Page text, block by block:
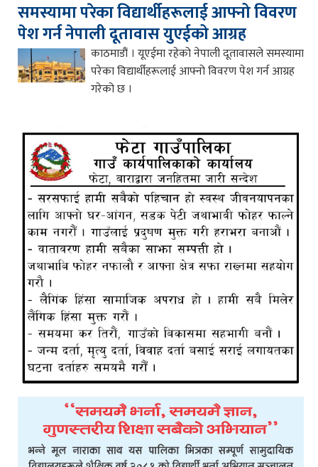
समस्यामा परेका विद्यार्थीहरूलाई आफ्नो विवरण
पेश गर्न नेपाली दूतावास युएईको आग्रह
काठमाडौं । यूएईमा रहेको नेपाली दूतावासले समस्यामा
परेका विद्यार्थीहरूलाई आफ्नो विवरण पेश गर्न आग्रह
गरेको छ ।